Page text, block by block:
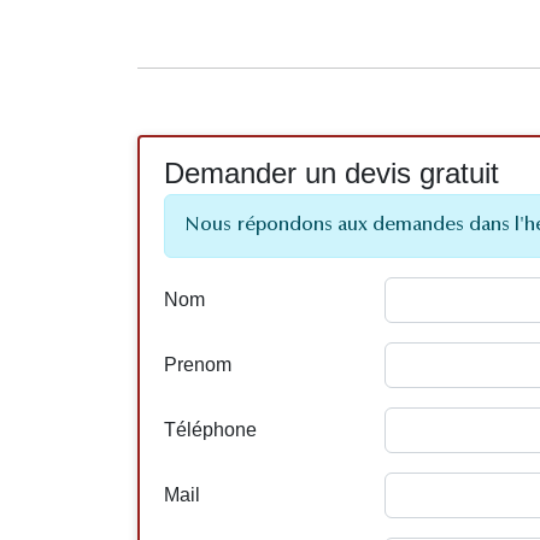
Demander un devis gratuit
Nous répondons aux demandes dans
Nom
Prenom
Téléphone
Mail